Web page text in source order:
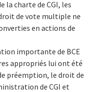
la charte de CGI, les
de vote multiple ne
en actions de
importante de BCE
appropriés lui ont été
préemption, le droit de
de CGI et